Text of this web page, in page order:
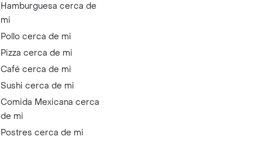
Hamburguesa cerca de
mi
Pollo cerca de mi
Pizza cerca de mi
Café cerca de mi
Sushi cerca de mi
Comida Mexicana cerca
de mi
Postres cerca de mi